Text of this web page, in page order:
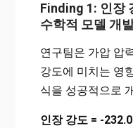
Finding 1: 인장
수학적 모델 개
연구팀은 가압 압
강도에 미치는 영
식을 성공적으로
인장 강도 = -